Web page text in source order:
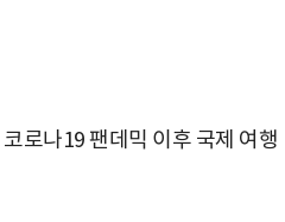
로나19 팬데믹 이후 국제 여행